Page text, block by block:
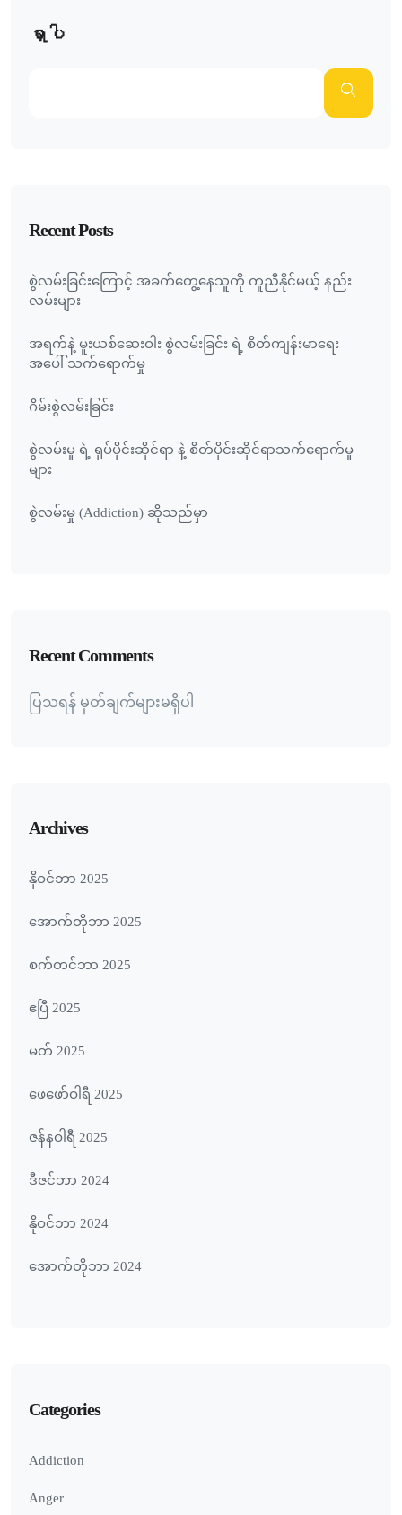
ရှာပါ
Recent Posts
စွဲလမ်းခြင်းကြောင့် အခက်တွေ့နေသူကို ကူညီနိုင်မယ့် နည်း
လမ်းများ
အရက်နဲ့ မူးယစ်ဆေးဝါး စွဲလမ်းခြင်း ရဲ့ စိတ်ကျန်းမာရေး
အပေါ် သက်ရောက်မှု
ဂိမ်းစွဲလမ်းခြင်း
စွဲလမ်းမှု ရဲ့ ရုပ်ပိုင်းဆိုင်ရာ နဲ့ စိတ်ပိုင်းဆိုင်ရာသက်ရောက်မှု
များ
စွဲလမ်းမှု (Addiction) ဆိုသည်မှာ
Recent Comments
ပြသရန် မှတ်ချက်များမရှိပါ
Archives
နိုဝင်ဘာ 2025
အောက်တိုဘာ 2025
စက်တင်ဘာ 2025
ဧပြီ 2025
မတ် 2025
ဖေ‌ဖော်ဝါရီ 2025
ဇန်နဝါရီ 2025
ဒီဇင်ဘာ 2024
နိုဝင်ဘာ 2024
အောက်တိုဘာ 2024
Categories
Addiction
Anger